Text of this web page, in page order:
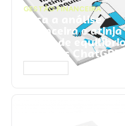
GESTÃO FINANCEIRA
Faça a análise
financeira e atinja
ponto de
Prompts ChatGPT